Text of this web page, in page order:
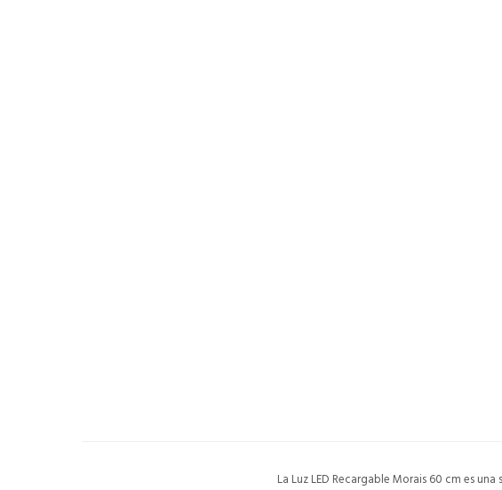
La Luz LED Recargable Morais 60 cm es